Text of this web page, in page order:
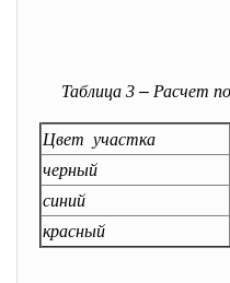
Таблица 3 – Расчет
Цвет участка
черный
синий
красный